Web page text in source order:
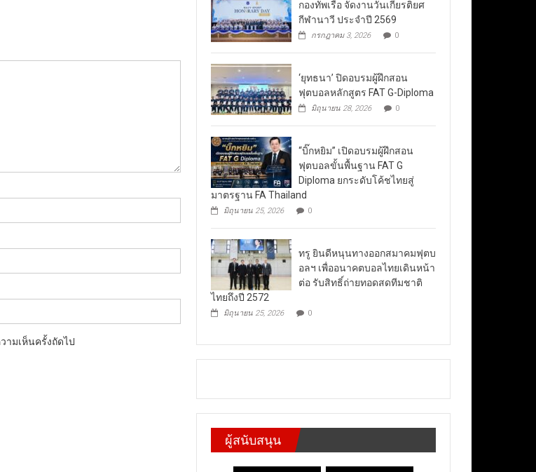
ามเห็นครั้งถัดไป
กองทัพเรือ จัดงานวันเกียรติยศ
กีฬานาวี ประจำปี 2569
กรกฎาคม 3, 2026 0
‘ยุทธนา’ ปิดอบรมผู้ฝึกสอน
ฟุตบอลหลักสูตร FAT G-Diploma
มิถุนายน 28, 2026 0
“บิ๊กหยิม” เปิดอบรมผู้ฝึกสอน
ฟุตบอลขั้นพื้นฐาน FAT G
Diploma ยกระดับโค้ชไทยสู่
มาตรฐาน FA Thailand
มิถุนายน 25, 2026 0
ทรู ยินดีหนุนทางออกสมาคมฟุตบ
อลฯ เพื่ออนาคตบอลไทยเดินหน้า
ต่อ รับสิทธิ์ถ่ายทอดสดทีมชาติ
ไทยถึงปี 2572
มิถุนายน 25, 2026 0
ผู้สนับสนุน